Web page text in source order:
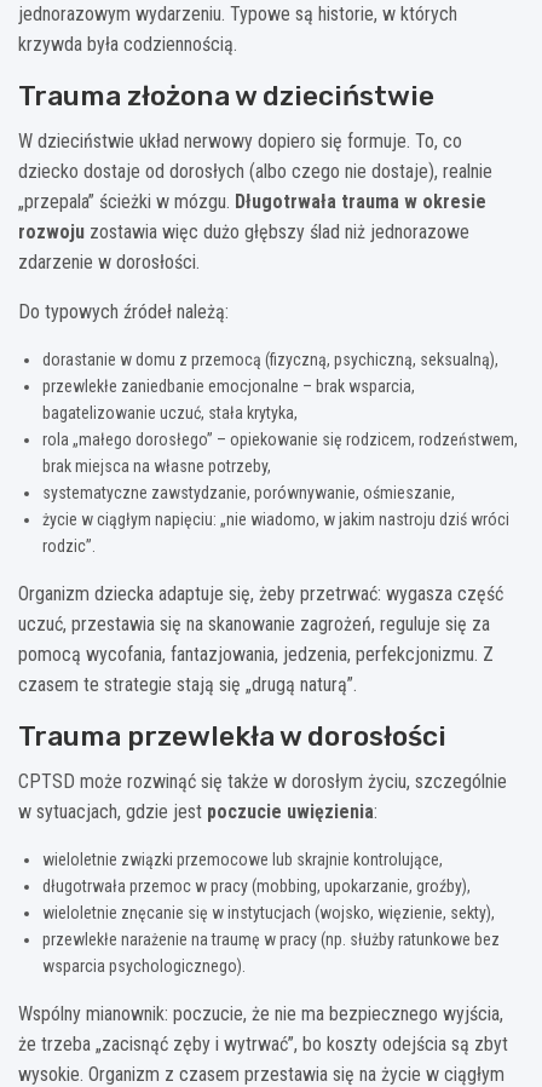
jednorazowym wydarzeniu. Typowe są historie, w których
krzywda była codziennością.
Trauma złożona w dzieciństwie
W dzieciństwie układ nerwowy dopiero się formuje. To, co
dziecko dostaje od dorosłych (albo czego nie dostaje), realnie
„przepala” ścieżki w mózgu. Długotrwała trauma w okresie
rozwoju zostawia więc dużo głębszy ślad niż jednorazowe
zdarzenie w dorosłości.
Do typowych źródeł należą:
dorastanie w domu z przemocą (fizyczną, psychiczną, seksualną),
przewlekłe zaniedbanie emocjonalne – brak wsparcia,
bagatelizowanie uczuć, stała krytyka,
rola „małego dorosłego” – opiekowanie się rodzicem, rodzeństwem,
brak miejsca na własne potrzeby,
systematyczne zawstydzanie, porównywanie, ośmieszanie,
życie w ciągłym napięciu: „nie wiadomo, w jakim nastroju dziś wróci
rodzic”.
Organizm dziecka adaptuje się, żeby przetrwać: wygasza część
uczuć, przestawia się na skanowanie zagrożeń, reguluje się za
pomocą wycofania, fantazjowania, jedzenia, perfekcjonizmu. Z
czasem te strategie stają się „drugą naturą”.
Trauma przewlekła w dorosłości
CPTSD może rozwinąć się także w dorosłym życiu, szczególnie
w sytuacjach, gdzie jest poczucie uwięzienia:
wieloletnie związki przemocowe lub skrajnie kontrolujące,
długotrwała przemoc w pracy (mobbing, upokarzanie, groźby),
wieloletnie znęcanie się w instytucjach (wojsko, więzienie, sekty),
przewlekłe narażenie na traumę w pracy (np. służby ratunkowe bez
wsparcia psychologicznego).
Wspólny mianownik: poczucie, że nie ma bezpiecznego wyjścia,
że trzeba „zacisnąć zęby i wytrwać”, bo koszty odejścia są zbyt
wysokie. Organizm z czasem przestawia się na życie w ciągłym